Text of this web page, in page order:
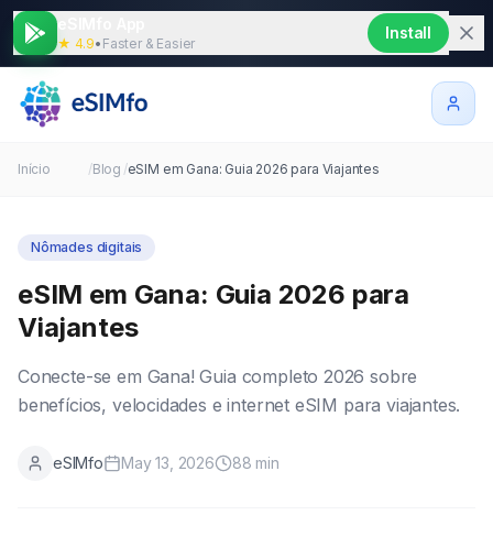
★ 4.9• Faster & Easier
Install
Início /Blog /eSIM em Gana: Guia 2026 para Viajantes
Nômades digitais
eSIM em Gana: Guia 2026 para
Viajantes
Conecte-se em Gana! Guia completo 2026 sobre
benefícios, velocidades e internet eSIM para viajantes.
eSIMfo May 13, 2026 88 min